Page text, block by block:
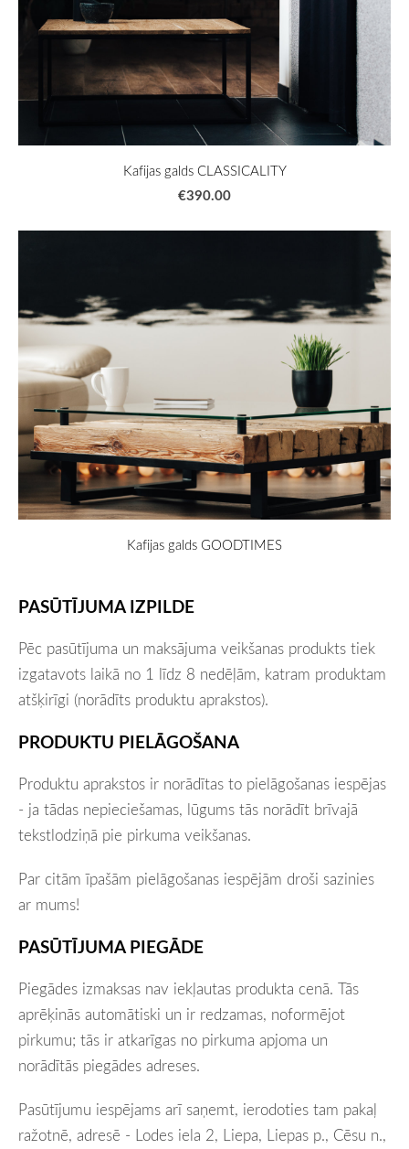
PASŪTĪJUMA IZPILDE
Pēc pasūtījuma un maksājuma veikšanas produkts tiek
izgatavots laikā no 1 līdz 8 nedēļām, katram produktam
atšķirīgi (norādīts produktu aprakstos).
PRODUKTU PIELĀGOŠANA
Produktu aprakstos ir norādītas to pielāgošanas iespējas
- ja tādas nepieciešamas, lūgums tās norādīt brīvajā
tekstlodziņā pie pirkuma veikšanas.
Par citām īpašām pielāgošanas iespējām droši sazinies
ar mums!
PASŪTĪJUMA PIEGĀDE
Piegādes izmaksas nav iekļautas produkta cenā. Tās
aprēķinās automātiski un ir redzamas, noformējot
pirkumu; tās ir atkarīgas no pirkuma apjoma un
norādītās piegādes adreses.
Pasūtījumu iespējams arī saņemt, ierodoties tam pakaļ
ražotnē, adresē - Lodes iela 2, Liepa, Liepas p., Cēsu n.,
Kafijas galds CLASSICALITY
€390.00
Kafijas galds GOODTIMES